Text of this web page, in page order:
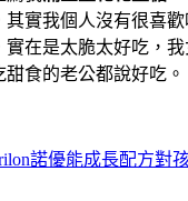
實我個人沒有很喜歡
實在是太脆太好吃，
食的老公都說好吃。
諾優能成長配方對